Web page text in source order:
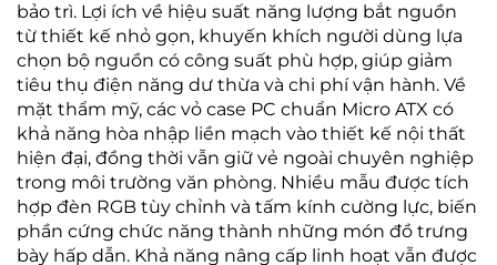
bảo trì. Lợi ích về hiệu suất năng lượng bắt nguồn
từ thiết kế nhỏ gọn, khuyến khích người dùng lựa
chọn bộ nguồn có công suất phù hợp, giúp giảm
tiêu thụ điện năng dư thừa và chi phí vận hành. Về
mặt thẩm mỹ, các vỏ case PC chuẩn Micro ATX có
khả năng hòa nhập liền mạch vào thiết kế nội thất
hiện đại, đồng thời vẫn giữ vẻ ngoài chuyên nghiệp
trong môi trường văn phòng. Nhiều mẫu được tích
hợp đèn RGB tùy chỉnh và tấm kính cường lực, biến
phần cứng chức năng thành những món đồ trưng
bày hấp dẫn. Khả năng nâng cấp linh hoạt vẫn được